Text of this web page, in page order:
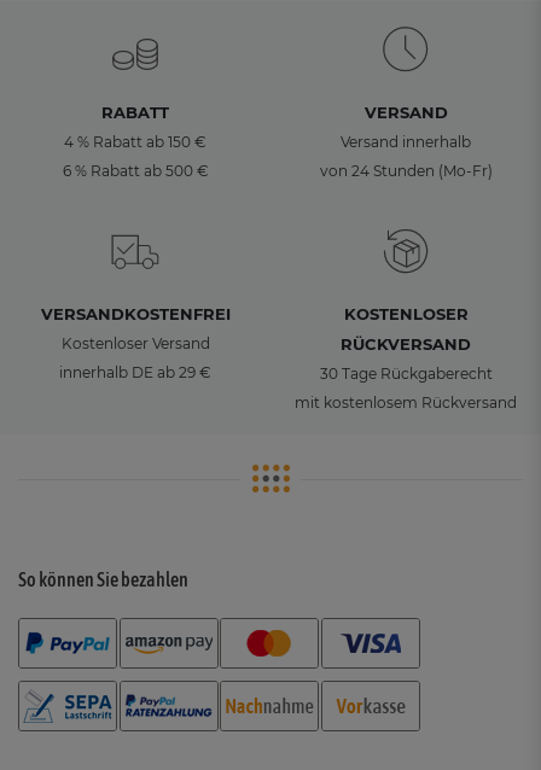
RABATT
4 % Rabatt ab 150 €
6 % Rabatt ab 500 €
VERSAND
Versand innerhalb
von 24 Stunden (Mo-Fr)
VERSANDKOSTENFREI
Kostenloser Versand
innerhalb DE ab 29 €
KOSTENLOSER
RÜCKVERSAND
30 Tage Rückgaberecht
mit kostenlosem Rückversand
So können Sie bezahlen